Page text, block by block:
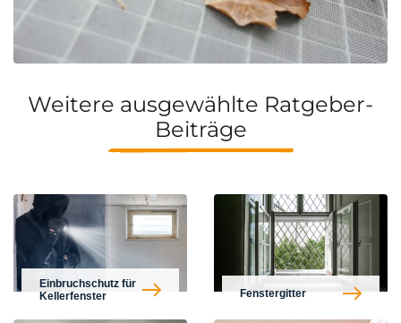
Weitere ausgewählte Ratgeber-
Beiträge
Einbruchschutz für
Kellerfenster
Fenstergitter